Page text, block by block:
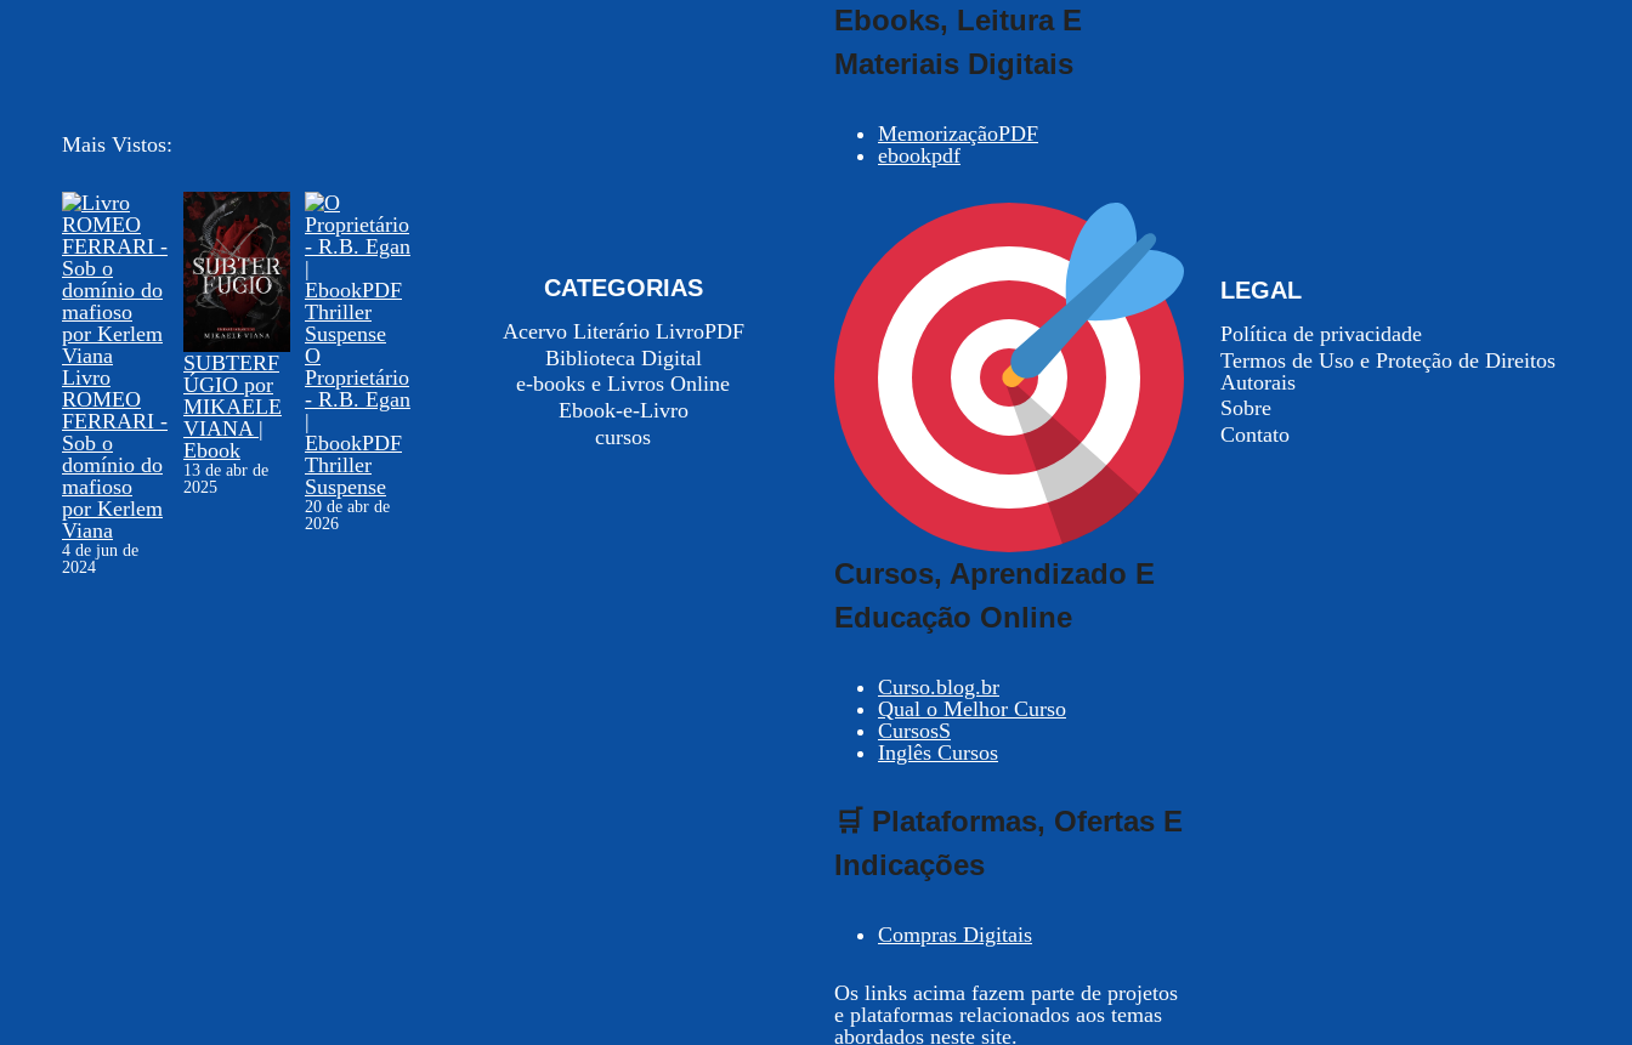
Mais Vistos:
Livro
ROMEO
FERRARI -
Sob o
domínio do
mafioso
por Kerlem
Viana
4 de jun de
2024
SUBTERF
ÚGIO por
MIKAELE
VIANA |
Ebook
13 de abr de
2025
O
Proprietário
- R.B. Egan
|
EbookPDF
Thriller
Suspense
20 de abr de
2026
CATEGORIAS
Acervo Literário LivroPDF
Biblioteca Digital
e-books e Livros Online
Ebook-e-Livro
cursos
Ebooks, Leitura E
Materiais Digitais
MemorizaçãoPDF
ebookpdf
Cursos, Aprendizado E
Educação Online
Curso.blog.br
Qual o Melhor Curso
CursosS
Inglês Cursos
🛒 Plataformas, Ofertas E
Indicações
Compras Digitais
Os links acima fazem parte de projetos
e plataformas relacionados aos temas
abordados neste site.
LEGAL
Política de privacidade
Termos de Uso e Proteção de Direitos
Autorais
Sobre
Contato